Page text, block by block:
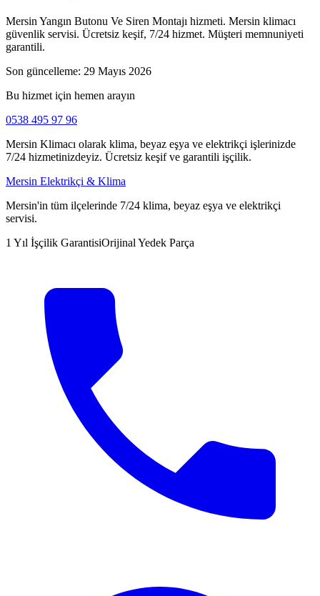
Mersin Yangın Butonu Ve Siren Montajı hizmeti. Mersin klimacı
güvenlik servisi. Ücretsiz keşif, 7/24 hizmet. Müşteri memnuniyeti
garantili.
Son güncelleme: 29 Mayıs 2026
Bu hizmet için hemen arayın
0538 495 97 96
Mersin Klimacı olarak klima, beyaz eşya ve elektrikçi işlerinizde
7/24 hizmetinizdeyiz. Ücretsiz keşif ve garantili işçilik.
Mersin Elektrikçi & Klima
Mersin'in tüm ilçelerinde 7/24 klima, beyaz eşya ve elektrikçi
servisi.
1 Yıl İşçilik GarantisiOrijinal Yedek Parça